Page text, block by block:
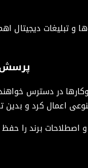
تبلیغات دیجیتال
پرسش
در دسترس
برند را